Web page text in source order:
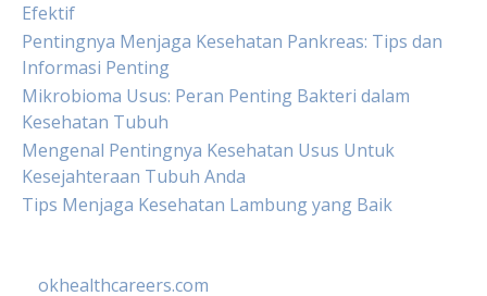
Efektif
Pentingnya Menjaga Kesehatan Pankreas: Tips dan
Informasi Penting
Mikrobioma Usus: Peran Penting Bakteri dalam
Kesehatan Tubuh
Mengenal Pentingnya Kesehatan Usus Untuk
Kesejahteraan Tubuh Anda
Tips Menjaga Kesehatan Lambung yang Baik
okhealthcareers.com